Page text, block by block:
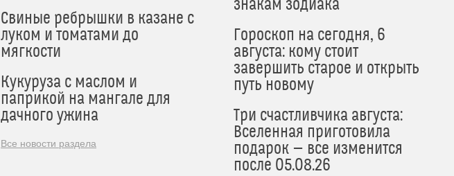
Свиные ребрышки в казане с
луком и томатами до
мягкости
Кукуруза с маслом и
паприкой на мангале для
дачного ужина
Все новости раздела
знакам зодиака
Гороскоп на сегодня, 6
августа: кому стоит
завершить старое и открыть
путь новому
Три счастливчика августа:
Вселенная приготовила
подарок — все изменится
после 05.08.26